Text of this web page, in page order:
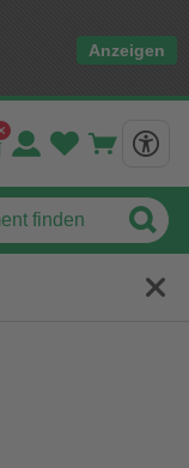
Anzeigen